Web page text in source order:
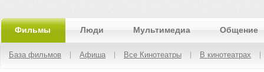
Фильмы Люди Мультимедиа Общение
База фильмов Афиша Все Кинотеатры В кинотеатрах